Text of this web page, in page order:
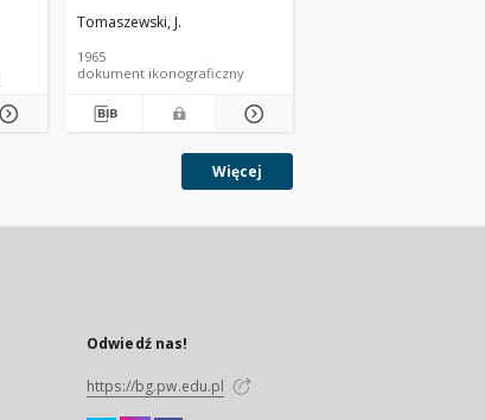
Tomaszewski, J.
1965
dokument ikonograficzny
Więcej
Odwiedź nas!
https://bg.pw.edu.pl